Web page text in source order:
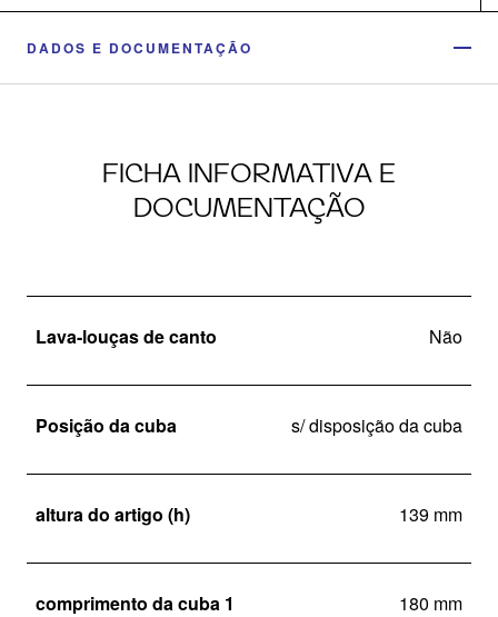
DADOS E DOCUMENTAÇÃO
FICHA INFORMATIVA E
DOCUMENTAÇÃO
Lava-louças de canto Não
Posição da cuba s/ disposição da cuba
altura do artigo (h) 139 mm
comprimento da cuba 1 180 mm